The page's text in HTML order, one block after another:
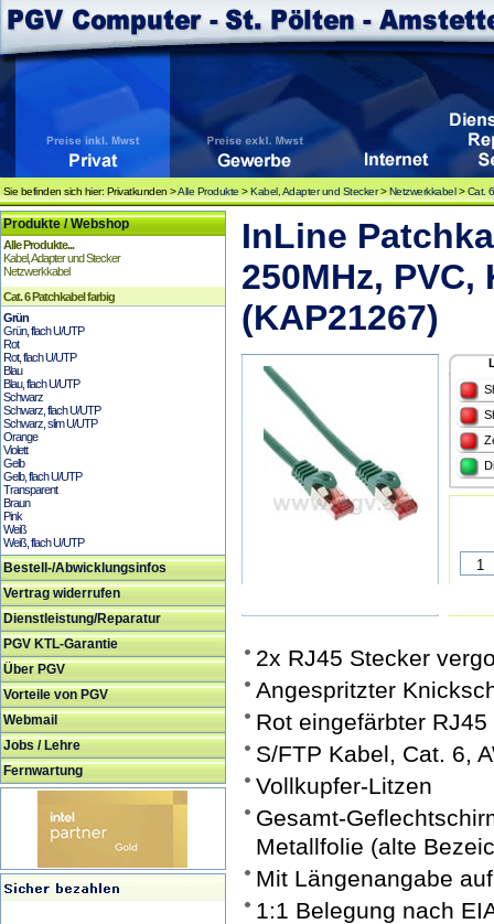
Sie befinden sich hier: Privatkunden >Alle Produkte >Kabel, Adapter und Stecker>Netzwerkkabel>Cat.
Produkte / Webshop
Alle Produkte...
Kabel, Adapter und Stecker
Netzwerkkabel
Cat. 6 Patchkabel farbig
Grün
Grün, flach U/UTP
Rot
Rot, flach U/UTP
Blau
Blau, flach U/UTP
Schwarz
Schwarz, flach U/UTP
Schwarz, slim U/UTP
Orange
Violett
Gelb
Gelb, flach U/UTP
Transparent
Braun
Pink
Weiß
Weiß, flach U/UTP
Bestell-/Abwicklungsinfos
Vertrag widerrufen
Dienstleistung/Reparatur
PGV KTL-Garantie
Über PGV
Vorteile von PGV
Webmail
Jobs / Lehre
Fernwartung
InLine
250MHz,
(KAP21267)
2x RJ45 Stecker
Angespritzter
Rot eingefärbter
S/FTP Kabel, Cat. 6,
Vollkupfer-Litzen
Gesamt-
Metallfolie (alte
Mit Längenangabe
1:1 Belegung nach